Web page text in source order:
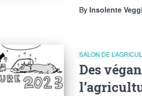
By Insolente
SALON DE
Des